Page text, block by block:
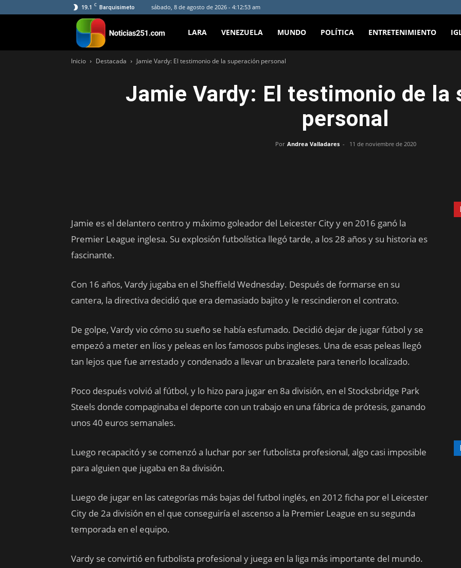
19.1 C Barquisimeto sábado, 8 de agosto de 2026 - 4:12:53 am
Noticias251
LARA VENEZUELA MUNDO POLÍTICA ENTRETENIMIENTO
Inicio Destacada Jamie Vardy: El testimonio de la superación personal
Jamie Vardy: El testimonio de la
personal
Por Andrea Valladares - 11 de noviembre de 2020
Jamie es el delantero centro y máximo goleador del Leicester City y en 2016 ganó la
Premier League inglesa. Su explosión futbolística llegó tarde, a los 28 años y su historia es
fascinante.
Con 16 años, Vardy jugaba en el Sheffield Wednesday. Después de formarse en su
cantera, la directiva decidió que era demasiado bajito y le rescindieron el contrato.
De golpe, Vardy vio cómo su sueño se había esfumado. Decidió dejar de jugar fútbol y se
empezó a meter en líos y peleas en los famosos pubs ingleses. Una de esas peleas llegó
tan lejos que fue arrestado y condenado a llevar un brazalete para tenerlo localizado.
Poco después volvió al fútbol, y lo hizo para jugar en 8a división, en el Stocksbridge Park
Steels donde compaginaba el deporte con un trabajo en una fábrica de prótesis, ganando
unos 40 euros semanales.
Luego recapacitó y se comenzó a luchar por ser futbolista profesional, algo casi imposible
para alguien que jugaba en 8a división.
Luego de jugar en las categorías más bajas del futbol inglés, en 2012 ficha por el Leicester
City de 2a división en el que conseguiría el ascenso a la Premier League en su segunda
temporada en el equipo.
Vardy se convirtió en futbolista profesional y juega en la liga más importante del mundo.